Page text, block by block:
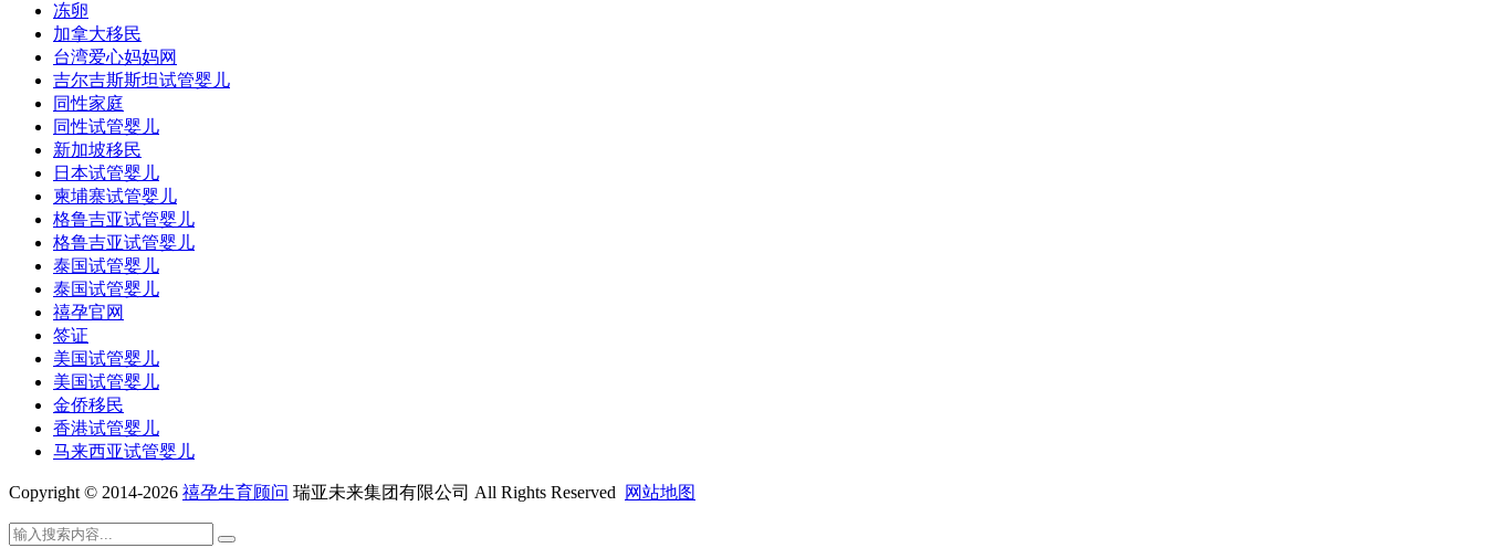
冻卵
加拿大移民
台湾爱心妈妈网
吉尔吉斯斯坦试管婴儿
同性家庭
同性试管婴儿
新加坡移民
日本试管婴儿
柬埔寨试管婴儿
格鲁吉亚试管婴儿
格鲁吉亚试管婴儿
泰国试管婴儿
泰国试管婴儿
禧孕官网
签证
美国试管婴儿
美国试管婴儿
金侨移民
香港试管婴儿
马来西亚试管婴儿
Copyright © 2014-2026 禧孕生育顾问 瑞亚未来集团有限公司 All Rights Reserved 网站地图